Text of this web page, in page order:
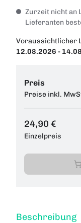
Zurzeit nicht an
Lieferanten
Voraussichtlicher
12.08.2026 -
Preis
Preise inkl.
24,90 €
Einzelpreis
Beschreibung